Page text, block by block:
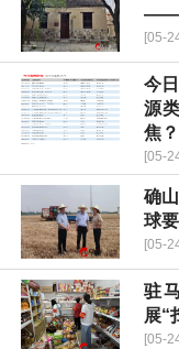
——
[05-
今
源
焦？
[05-
确
球
[05-
驻
展“
[05-